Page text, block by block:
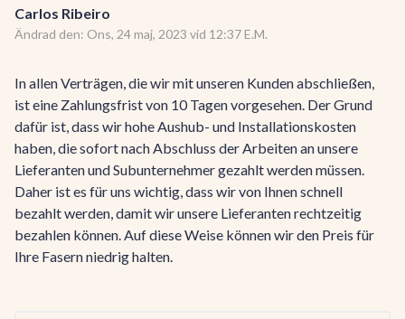
Carlos Ribeiro
Ändrad den: Ons, 24 maj, 2023 vid 12:37 E.M.
In allen Verträgen, die wir mit unseren Kunden abschließen,
ist eine Zahlungsfrist von 10 Tagen vorgesehen. Der Grund
dafür ist, dass wir hohe Aushub- und Installationskosten
haben, die sofort nach Abschluss der Arbeiten an unsere
Lieferanten und Subunternehmer gezahlt werden müssen.
Daher ist es für uns wichtig, dass wir von Ihnen schnell
bezahlt werden, damit wir unsere Lieferanten rechtzeitig
bezahlen können. Auf diese Weise können wir den Preis für
Ihre Fasern niedrig halten.